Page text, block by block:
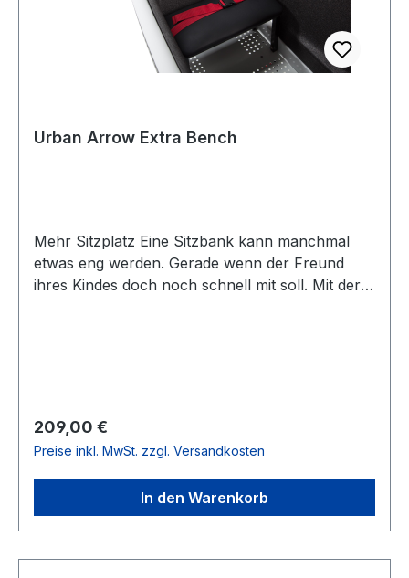
Urban Arrow Extra Bench
Mehr Sitzplatz Eine Sitzbank kann manchmal
etwas eng werden. Gerade wenn der Freund
ihres Kindes doch noch schnell mit soll. Mit der
Regulärer Preis:
209,00 €
Preise inkl. MwSt. zzgl. Versandkosten
In den Warenkorb